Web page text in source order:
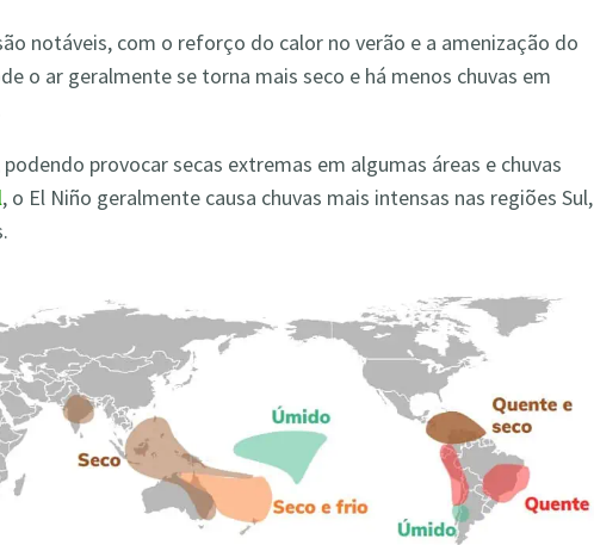
notáveis, com o reforço do calor no verão e a amenização do
o ar geralmente se torna mais seco e há menos chuvas em
provocar secas extremas em algumas áreas e chuvas
, o El Niño geralmente causa chuvas mais intensas nas regiões Sul,